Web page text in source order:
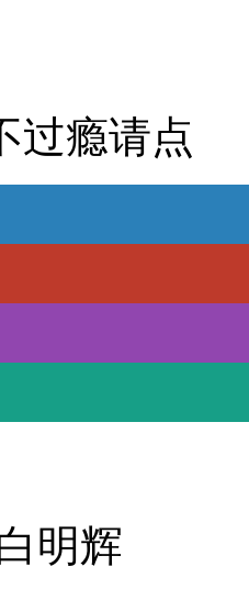
过瘾请点
明辉